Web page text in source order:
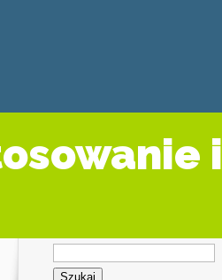
i
Szukaj: